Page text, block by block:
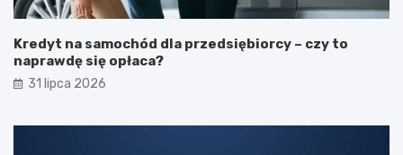
Kredyt na samochód dla przedsiębiorcy – czy to
naprawdę się opłaca?
31 lipca 2026